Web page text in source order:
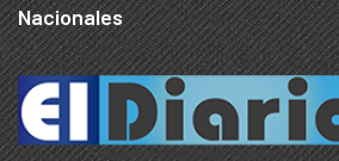
Nacionales